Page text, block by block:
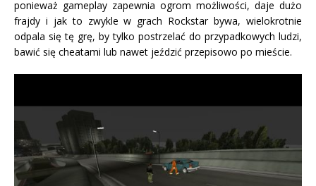
ponieważ gameplay zapewnia ogrom możliwości, daje dużo
frajdy i jak to zwykle w grach Rockstar bywa, wielokrotnie
odpala się tę grę, by tylko postrzelać do przypadkowych ludzi,
bawić się cheatami lub nawet jeździć przepisowo po mieście.